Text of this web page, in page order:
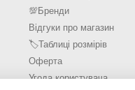
💯Бренди
Відгуки про магазин
🏷️Таблиці розмірів
Оферта
Угода користувача